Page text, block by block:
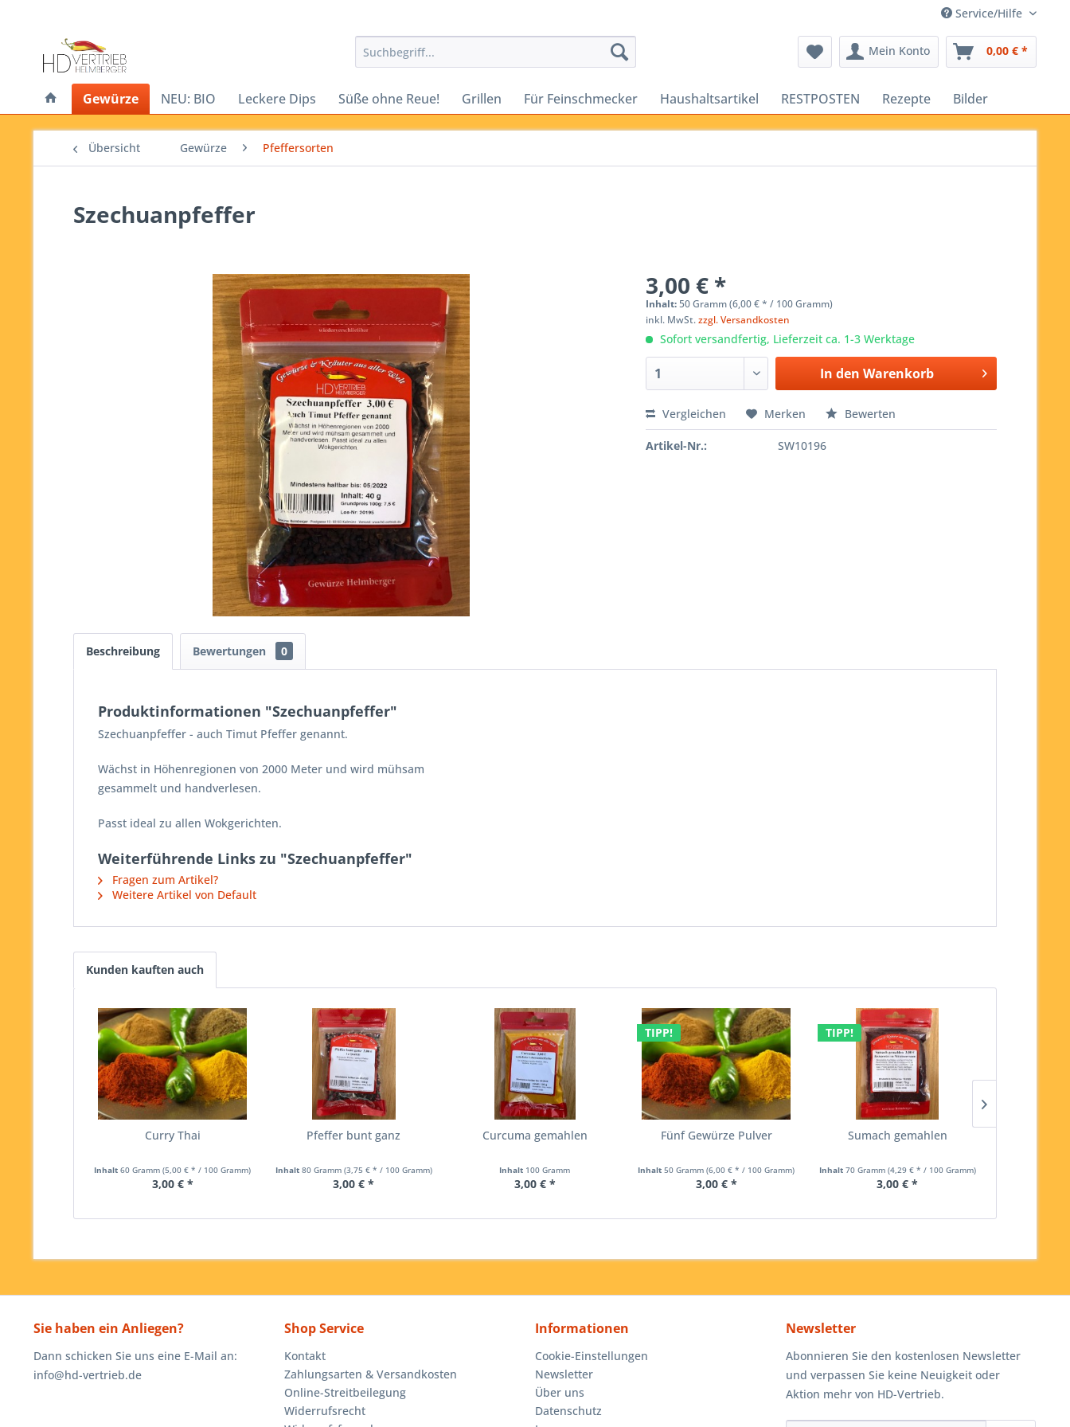
Service/Hilfe
Mein Konto 0,00 € *
Gewürze NEU: BIO Leckere Dips Süße ohne Reue! Grillen Für Feinschmecker Haushaltsartikel RESTPOSTEN Rezepte Bilder
Übersicht Gewürze Pfeffersorten
Szechuanpfeffer
3,00 € *
Inhalt:50 Gramm (6,00 € * / 100 Gramm)
inkl. MwSt.zzgl. Versandkosten
Sofort versandfertig, Lieferzeit ca. 1-3 Werktage
In den Warenkorb
Vergleichen Merken Bewerten
Artikel-Nr.: SW10196
Beschreibung Bewertungen 0
Produktinformationen "Szechuanpfeffer"
Szechuanpfeffer - auch Timut Pfeffer genannt.
Wächst in Höhenregionen von 2000 Meter und wird mühsam
gesammelt und handverlesen.
Passt ideal zu allen Wokgerichten.
Weiterführende Links zu "Szechuanpfeffer"
Fragen zum Artikel?
Weitere Artikel von Default
Kunden kauften auch
Curry Thai
Inhalt60 Gramm(5,00 € * / 100 Gramm)
3,00 € *
Pfeffer bunt ganz
Inhalt 80 Gramm (3,75 € * / 100 Gramm)
3,00 € *
Curcuma gemahlen
Inhalt 100 Gramm
3,00 € *
TIPP!
Fünf Gewürze Pulver
Inhalt50 Gramm(6,00 € * / 100 Gramm)
3,00 € *
TIPP!
Sumach gemahlen
Inhalt 70 Gramm (4,29 € * / 100 Gramm)
3,00 € *
Sie haben ein Anliegen?
Dann schicken Sie uns eine E-Mail an:
info@hd-vertrieb.de
Shop Service
Kontakt
Zahlungsarten & Versandkosten
Online-Streitbeilegung
Widerrufsrecht
Informationen
Cookie-Einstellungen
Newsletter
Über uns
Datenschutz
Newsletter
Abonnieren Sie den kostenlosen Newsletter
und verpassen Sie keine Neuigkeit oder
Aktion mehr von HD-Vertrieb.